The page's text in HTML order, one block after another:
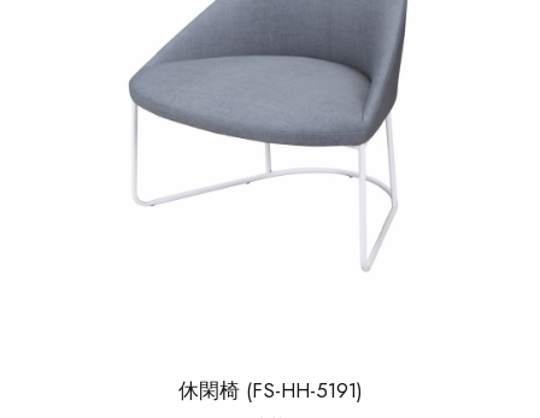
休閑椅 (FS-HH-5191)